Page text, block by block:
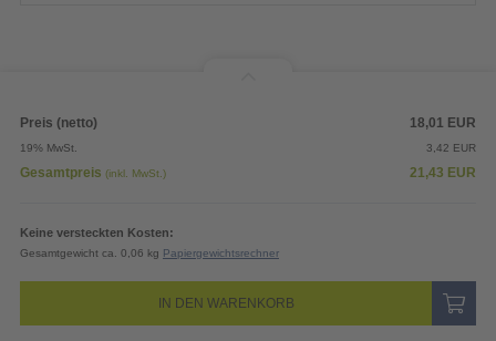
Preis (netto) 18,01 EUR
19% MwSt. 3,42 EUR
Gesamtpreis (inkl. MwSt.) 21,43 EUR
Keine versteckten Kosten:
Gesamtgewicht ca. 0,06 kg Papiergewichtsrechner
IN DEN WARENKORB